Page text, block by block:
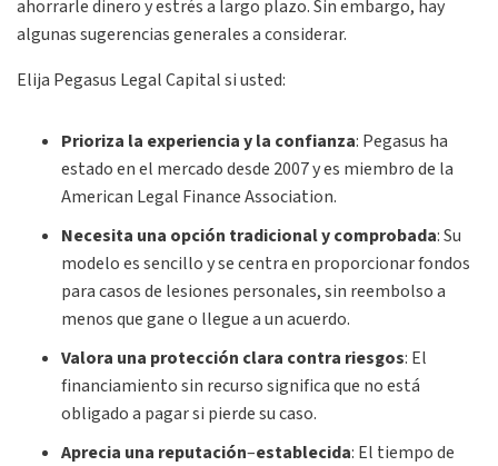
ahorrarle dinero y estrés a largo plazo. Sin embargo, hay
algunas sugerencias generales a considerar.
Elija Pegasus Legal Capital si usted:
Prioriza la experiencia y la confianza: Pegasus ha
estado en el mercado desde 2007 y es miembro de la
American Legal Finance Association.
Necesita una opción tradicional y comprobada:Su
modelo es sencillo y se centra en proporcionar fondos
para casos de lesiones personales, sin reembolso a
menos que gane o llegue a un acuerdo.
Valora una protección clara contra riesgos: El
financiamiento sin recurso significa que no está
obligado a pagar si pierde su caso.
Aprecia una reputación–establecida: El tiempo de